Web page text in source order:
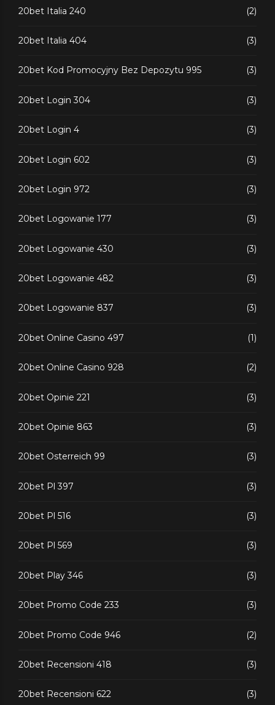
20bet Italia 240 (2)
20bet Italia 404 (3)
20bet Kod Promocyjny Bez Depozytu 995 (3)
20bet Login 304 (3)
20bet Login 4 (3)
20bet Login 602 (3)
20bet Login 972 (3)
20bet Logowanie 177 (3)
20bet Logowanie 430 (3)
20bet Logowanie 482 (3)
20bet Logowanie 837 (3)
20bet Online Casino 497 (1)
20bet Online Casino 928 (2)
20bet Opinie 221 (3)
20bet Opinie 863 (3)
20bet Osterreich 99 (3)
20bet Pl 397 (3)
20bet Pl 516 (3)
20bet Pl 569 (3)
20bet Play 346 (3)
20bet Promo Code 233 (3)
20bet Promo Code 946 (2)
20bet Recensioni 418 (3)
20bet Recensioni 622 (3)